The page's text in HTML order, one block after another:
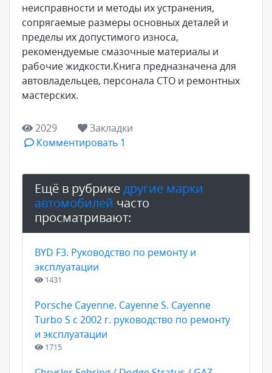
неисправности и методы их устранения,
сопрягаемые размеры основных деталей и
пределы их допустимого износа,
рекомендуемые смазочные материалы и
рабочие жидкости.Книга предназначена для
автовладельцев, персонала СТО и ремонтных
мастерских.
2029
Закладки
Комментировать 1
Ещё в рубрикедругие марки
автомобилей часто
просматривают:
BYD F3. Руководство по ремонту и
эксплуатации
1431
Porsche Cayenne. Cayenne S. Cayenne
Turbo S с 2002 г. руководство по ремонту
и эксплуатации
1715